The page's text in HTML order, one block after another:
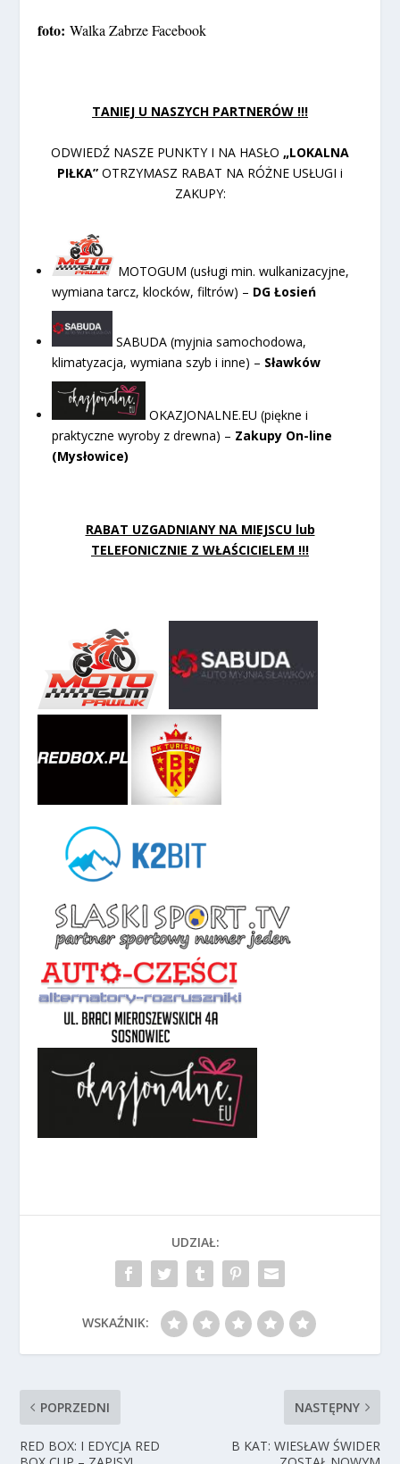
foto:Walka Zabrze Facebook
TANIEJ U NASZYCH PARTNERÓW !!!
ODWIEDŹ NASZE PUNKTY I NA HASŁO „LOKALNA
PIŁKA” OTRZYMASZ RABAT NA RÓŻNE USŁUGI i
ZAKUPY:
MOTOGUM (usługi min. wulkanizacyjne,
wymiana tarcz, klocków, filtrów) – DG Łosień
SABUDA (myjnia samochodowa,
klimatyzacja, wymiana szyb i inne) – Sławków
OKAZJONALNE.EU (piękne i
praktyczne wyroby z drewna) – Zakupy On-line
(Mysłowice)
RABAT UZGADNIANY NA MIEJSCU lub
TELEFONICZNIE Z WŁAŚCICIELEM !!!
UDZIAŁ:
WSKAŹNIK:
POPRZEDNI
RED BOX: I EDYCJA RED
NASTĘPNY
B KAT: WIESŁAW ŚWIDER